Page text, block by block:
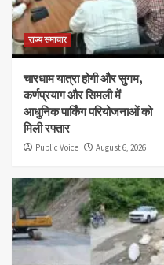
राज्य समाचार
चारधाम यात्रा होगी और सुगम,
कर्णप्रयाग और सिमली में
आधुनिक पार्किंग परियोजनाओं को
मिली रफ्तार
Public Voice August 6, 2026